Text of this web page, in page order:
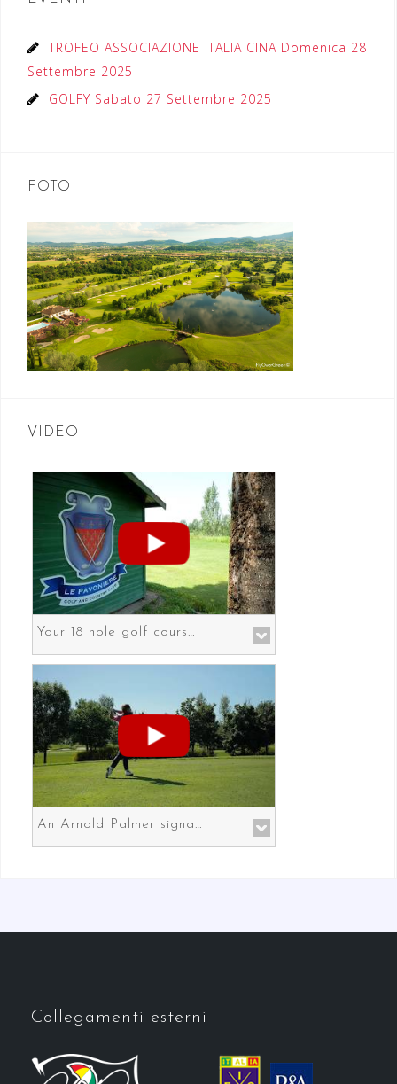
TROFEO ASSOCIAZIONE ITALIA CINA Domenica 28
Settembre 2025
GOLFY Sabato 27 Settembre 2025
FOTO
VIDEO
Your 18 hole golf course in Prato the gateway to Florence
An Arnold Palmer signature course in Prato the gateway to Florence
Collegamenti esterni